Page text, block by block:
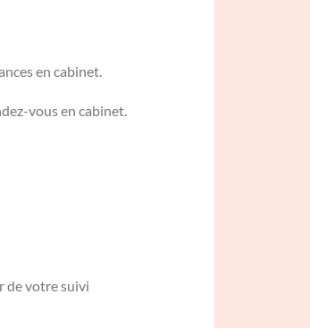
en cabinet.
vous en cabinet.
de votre suivi